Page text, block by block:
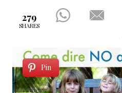
279
SHARES
Pin